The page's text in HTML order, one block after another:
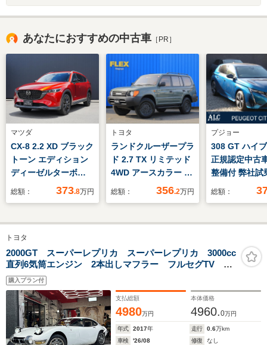
あなたにおすすめの中古車 ［PR］
マツダ
CX-8 2.2 XD ブラック
トーン エディション
ディーゼルターボ
4WD マツダ認定中古
総額： 373.8万円
トヨタ
ランドクルーザープラ
ド 2.7 TX リミテッド
4WD アースカラー ケ
スウィック グリーン
ー ナルディ サンル
メラ ETC ルーフレ
ール アルパイン カ
Mexican 3列目シー
ト 8人乗り
総額： 356.2万円
プジョー
308 GT ハイ
正規認定中古
整備付 弊社試
ビ ETC ドラ
イドリングス
キープ アダプ
クルコン LED
総額：
トヨタ
2000GT スーパーレプリカ スーパーレプリカ 3000cc
直列6気筒エンジン 2本出しマフラー フルセグTV ナ
ビ バックカメラ ETC Bluetooth接続 AW パワー
ウィンドウ オートエアコン 盗難防止装置
購入プラン付
支払総額
4980万円
本体価格
4960.0万円
年式 2017年 走行 0.6万km
車検
'26/08 修復
なし